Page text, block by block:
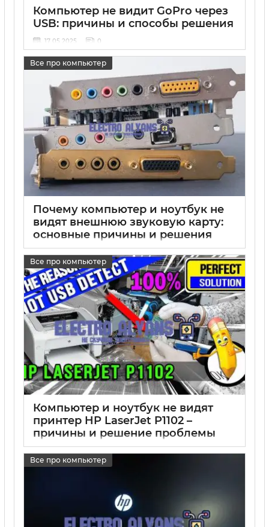
Компьютер не видит GoPro через
USB: причины и способы решения
17 05 2025 0
Все про компьютер
Почему компьютер и ноутбук не
видят внешнюю звуковую карту:
основные причины и решения
Все про компьютер
Компьютер и ноутбук не видят
принтер HP LaserJet P1102 –
причины и решение проблемы
Все про компьютер